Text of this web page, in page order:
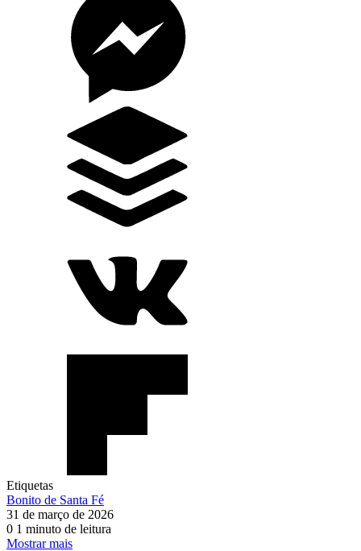
Etiquetas
Bonito de Santa Fé
31 de março de 2026
0 1 minuto de leitura
Mostrar mais